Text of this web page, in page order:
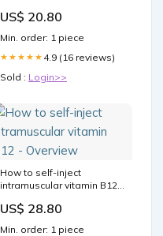
US$ 20.80
Min. order: 1 piece
★★★★★ 4.9 (16 reviews)
Sold : Login>>
How to self-inject
intramuscular vitamin B12 -
US$ 28.80
Min. order: 1 piece